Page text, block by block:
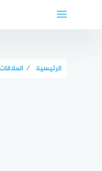
الرئيسية ⁄